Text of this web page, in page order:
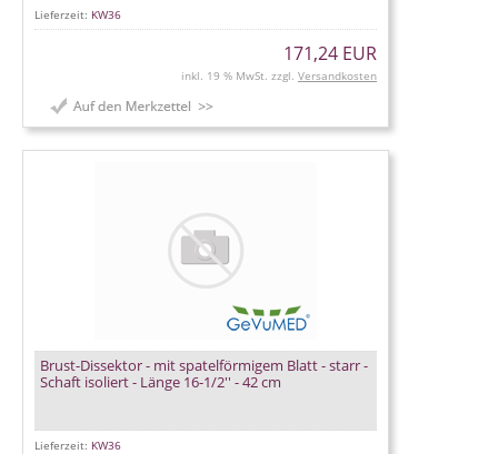
Lieferzeit: KW36
171,24 EUR
inkl. 19 % MwSt. zzgl. Versandkosten
Brust-Dissektor - mit spatelförmigem Blatt - starr -
Schaft isoliert - Länge 16-1/2'' - 42 cm
Lieferzeit: KW36